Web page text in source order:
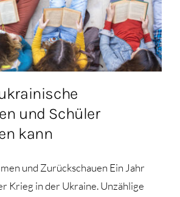
und Schüler
kann
und Zurückschauen Ein Jahr
Krieg in der Ukraine. Unzählige